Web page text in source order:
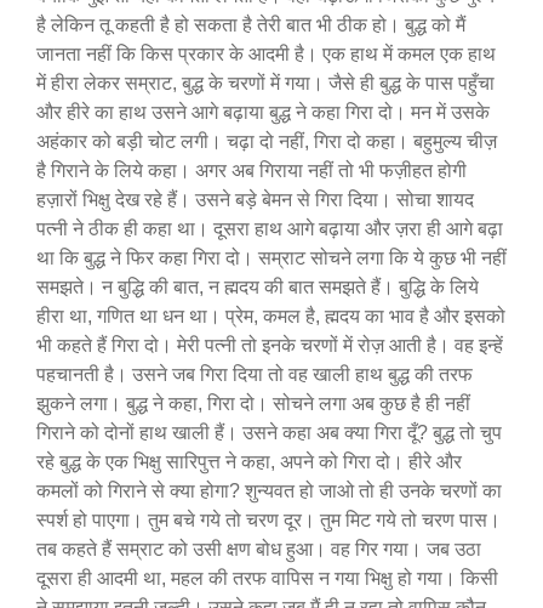
है लेकिन तू कहती है हो सकता है तेरी बात भी ठीक हो। बुद्ध को मैं
जानता नहीं कि किस प्रकार के आदमी है। एक हाथ में कमल एक हाथ
में हीरा लेकर सम्राट, बुद्ध के चरणों में गया। जैसे ही बुद्ध के पास पहुँचा
और हीरे का हाथ उसने आगे बढ़ाया बुद्ध ने कहा गिरा दो। मन में उसके
अहंकार को बड़ी चोट लगी। चढ़ा दो नहीं, गिरा दो कहा। बहुमुल्य चीज़
है गिराने के लिये कहा। अगर अब गिराया नहीं तो भी फज़ीहत होगी
हज़ारों भिक्षु देख रहे हैं। उसने बड़े बेमन से गिरा दिया। सोचा शायद
पत्नी ने ठीक ही कहा था। दूसरा हाथ आगे बढ़ाया और ज़रा ही आगे बढ़ा
था कि बुद्ध ने फिर कहा गिरा दो। सम्राट सोचने लगा कि ये कुछ भी नहीं
समझते। न बुद्धि की बात, न ह्मदय की बात समझते हैं। बुद्धि के लिये
हीरा था, गणित था धन था। प्रेम, कमल है, ह्मदय का भाव है और इसको
भी कहते हैं गिरा दो। मेरी पत्नी तो इनके चरणों में रोज़ आती है। वह इन्हें
पहचानती है। उसने जब गिरा दिया तो वह खाली हाथ बुद्ध की तरफ
झुकने लगा। बुद्ध ने कहा, गिरा दो। सोचने लगा अब कुछ है ही नहीं
गिराने को दोनों हाथ खाली हैं। उसने कहा अब क्या गिरा दूँ? बुद्ध तो चुप
रहे बुद्ध के एक भिक्षु सारिपुत्त ने कहा, अपने को गिरा दो। हीरे और
कमलों को गिराने से क्या होगा? शुन्यवत हो जाओ तो ही उनके चरणों का
स्पर्श हो पाएगा। तुम बचे गये तो चरण दूर। तुम मिट गये तो चरण पास।
तब कहते हैं सम्राट को उसी क्षण बोध हुआ। वह गिर गया। जब उठा
दूसरा ही आदमी था, महल की तरफ वापिस न गया भिक्षु हो गया। किसी